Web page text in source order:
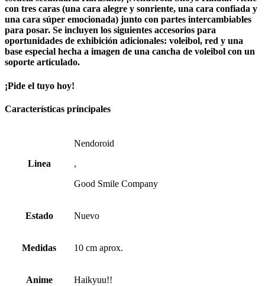
con tres caras (una cara alegre y sonriente, una cara confiada y
una cara súper emocionada) junto con partes intercambiables
para posar. Se incluyen los siguientes accesorios para
oportunidades de exhibición adicionales: voleibol, red y una
base especial hecha a imagen de una cancha de voleibol con un
soporte articulado.
¡Pide el tuyo hoy!
Características principales
Linea
Nendoroid
,
Good Smile Company
Estado Nuevo
Medidas 10 cm aprox.
Anime Haikyuu!!